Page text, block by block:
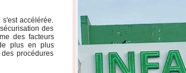
accélérée.
des
des facteurs
plus en plus
procédures